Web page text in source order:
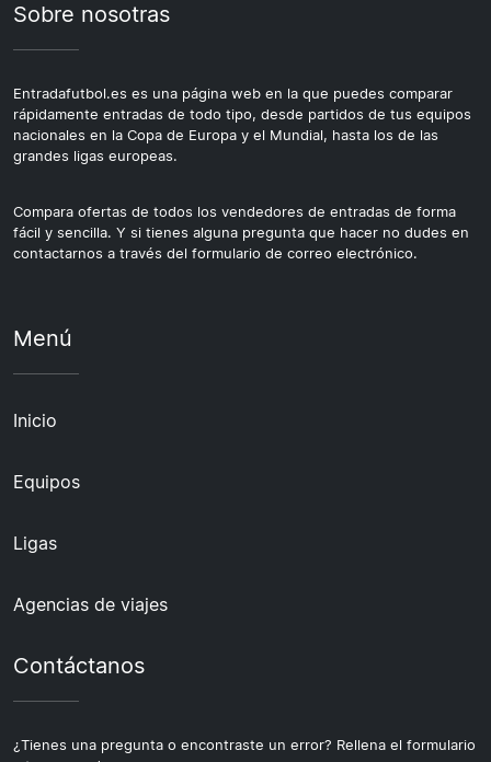
Sobre nosotras
Entradafutbol.es es una página web en la que puedes comparar
rápidamente entradas de todo tipo, desde partidos de tus equipos
nacionales en la Copa de Europa y el Mundial, hasta los de las
grandes ligas europeas.
Compara ofertas de todos los vendedores de entradas de forma
fácil y sencilla. Y si tienes alguna pregunta que hacer no dudes en
contactarnos a través del formulario de correo electrónico.
Menú
Inicio
Equipos
Ligas
Agencias de viajes
Contáctanos
¿Tienes una pregunta o encontraste un error? Rellena el formulario